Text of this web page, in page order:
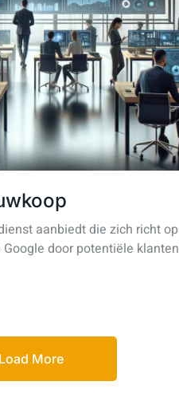
aanbiedt die zich richt
door potentiële
Load More